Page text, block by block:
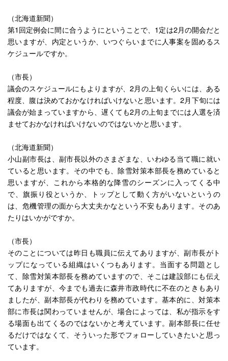
（北海道新聞）
第1回定例会に間に合うようにということで、1定は2月の開会だと
思いますが、内定というか、いつぐらいまでに人事案を固めるス
ケジュールですか。
（市長）
議会のスケジュールにもよりますが、2月の上旬くらいには、ある
程度、腹は決めておかなければいけないと思います。2月下旬には
議会が始まっていますから、遅くても2月の上旬までには人選を済
ませておかなければいけないのではないかと思います。
（北海道新聞）
小山副市長は、副市長以外のさまざまな、いわゆる当て職に就い
ていると思います。その中でも、除雪対策本部長を務めていると
思いますが、これから本格的な降雪のシーズンに入ってくる中
で、旗振り役というか、トップとして動く方がいないというの
は、危機管理の面から大丈夫かなという不安もあります。そのあ
たりはいかがですか。
（市長）
そのことについては昨日も職員に伝えてありますが、副市長がト
ップになっている組織はいくつもあります。当面する問題とし
て、除雪対策本部長を務めていますので、そこは建設部にも伝え
てありますが、今までも過去に森井市政時代に不在のときもあり
ましたが、副本部長が代わりを務めています。基本的に、対策本
部に市長は関わっていませんが、場合によっては、私が指示をす
る場面も出てくるのではないかと考えています。副本部長に任せ
るだけではなくて、そういった形でフォローしていきたいと思っ
ています。